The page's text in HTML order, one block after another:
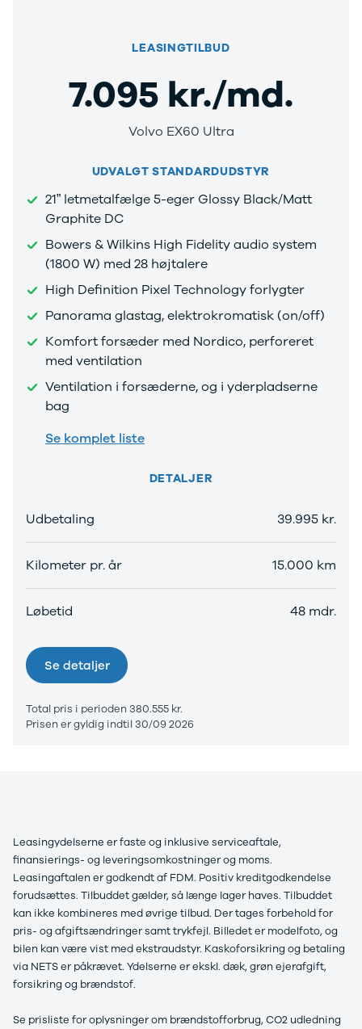
LEASINGTILBUD
7.095 kr./md.
Volvo EX60 Ultra
UDVALGT STANDARDUDSTYR
21” letmetalfælge 5-eger Glossy Black/Matt
Graphite DC
Bowers & Wilkins High Fidelity audio system
(1800 W) med 28 højtalere
High Definition Pixel Technology forlygter
Panorama glastag, elektrokromatisk (on/off)
Komfort forsæder med Nordico, perforeret
med ventilation
Ventilation i forsæderne, og i yderpladserne
bag
Se komplet liste
DETALJER
Udbetaling 39.995 kr.
Kilometer pr. år 15.000 km
Løbetid 48 mdr.
Se detaljer
Total pris i perioden 380.555 kr.
Prisen er gyldig indtil 30/09 2026
Leasingydelserne er faste og inklusive serviceaftale,
finansierings- og leveringsomkostninger og moms.
Leasingaftalen er godkendt af FDM. Positiv kreditgodkendelse
forudsættes. Tilbuddet gælder, så længe lager haves. Tilbuddet
kan ikke kombineres med øvrige tilbud. Der tages forbehold for
pris- og afgiftsændringer samt trykfejl. Billedet er modelfoto, og
bilen kan være vist med ekstraudstyr. Kaskoforsikring og betaling
via NETS er påkrævet. Ydelserne er ekskl. dæk, grøn ejerafgift,
forsikring og brændstof.
Se prisliste for oplysninger om brændstofforbrug, CO2 udledning